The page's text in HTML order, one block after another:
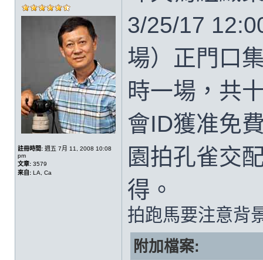
註冊時間: 週五 7月 11, 2008 10:08
pm
文章: 3579
來自: LA, Ca
3/25/17
場）正門口
時一場，共
會ID獲准免
園拍孔雀交
得。
拍跑馬要注意背
附加檔案: